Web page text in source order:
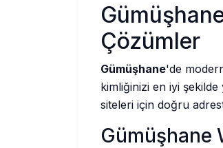
Çözümler
Gümüşhane'de
kimliğinizi en iyi
siteleri için doğru
Gümüşhane